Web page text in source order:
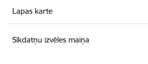
Lapas karte
Sīkdatņu izvēles maiņa